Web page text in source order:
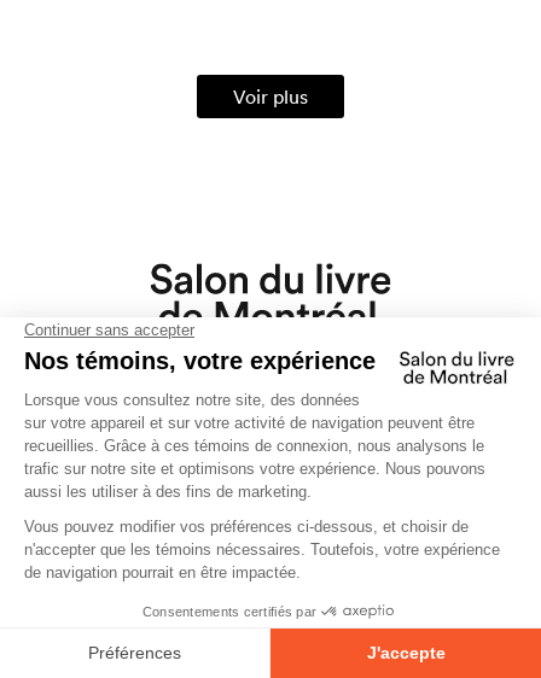
Voir plus
Retour en haut